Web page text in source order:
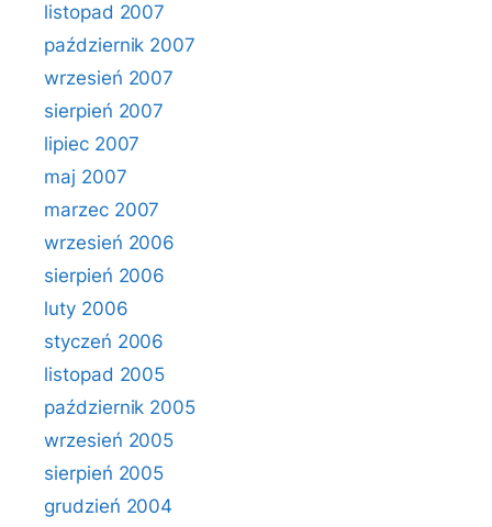
listopad 2007
październik 2007
wrzesień 2007
sierpień 2007
lipiec 2007
maj 2007
marzec 2007
wrzesień 2006
sierpień 2006
luty 2006
styczeń 2006
listopad 2005
październik 2005
wrzesień 2005
sierpień 2005
grudzień 2004